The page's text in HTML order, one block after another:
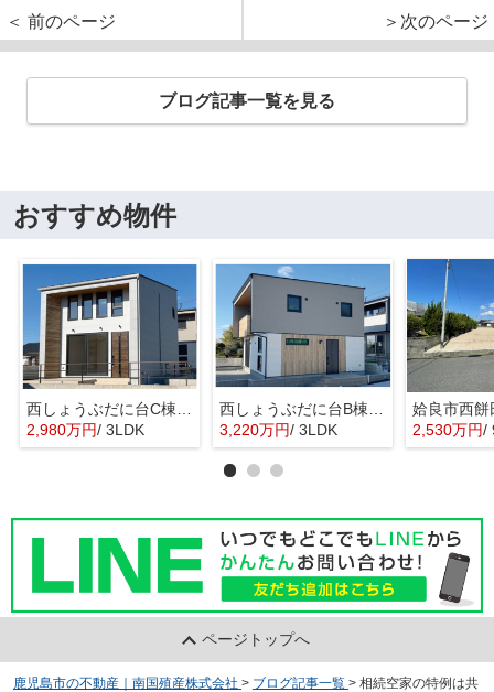
＜ 前のページ
＞次のページ
ブログ記事一覧を見る
おすすめ物件
2,980万円/ 3LDK
3,220万円/ 3LDK
姶良市西
2,530万円/
ページトップへ
鹿児島市の不動産｜南国殖産株式会社 > ブログ記事一覧 > 相続空家の特例は共